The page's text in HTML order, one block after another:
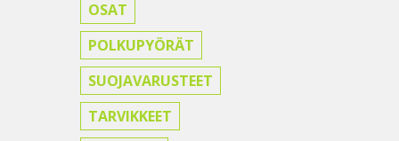
OSAT
POLKUPYÖRÄT
SUOJAVARUSTEET
TARVIKKEET